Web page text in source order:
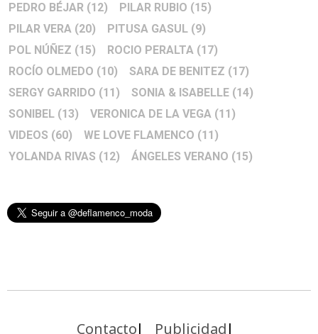
PEDRO BÉJAR (12) PILAR RUBIO (15)
PILAR VERA (20) PITUSA GASUL (9)
POL NÚÑEZ (15) ROCIO PERALTA (17)
ROCÍO OLMEDO (10) SARA DE BENITEZ (17)
SERGY GARRIDO (11) SONIA & ISABELLE (14)
SONIBEL (13) VERONICA DE LA VEGA (11)
VIDEOS (60) WE LOVE FLAMENCO (11)
YOLANDA RIVAS (12) ÁNGELES VERANO (15)
Contacto Publicidad